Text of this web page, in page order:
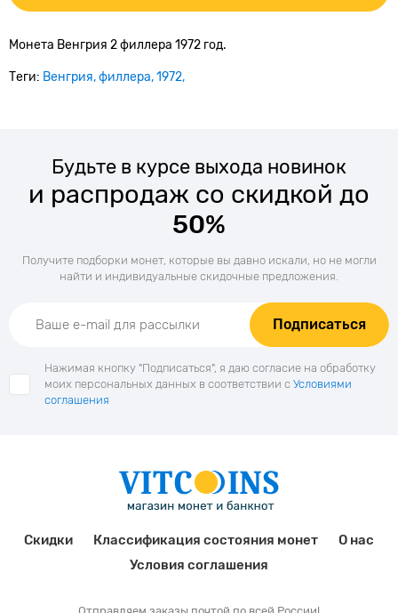
Монета Венгрия 2 филлера 1972 год.
Теги: Венгрия филлера 1972
Будьте в курсе выхода новинок
и распродаж со скидкой до
50%
Получите подборки монет, которые вы давно искали, но не могли
найти и индивидуальные скидочные предложения.
Подписаться
Нажимая кнопку "Подписаться", я даю согласие на обработку
моих персональных данных в соответствии с Условиями
соглашения
Скидки Классификация состояния монет
О нас
Условия соглашения